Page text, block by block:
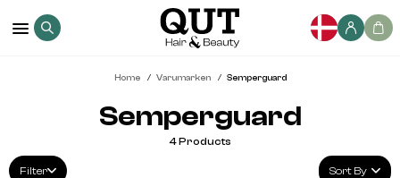
Home Varumarken Semperguard
Semperguard
Filter
4Products
Sort By